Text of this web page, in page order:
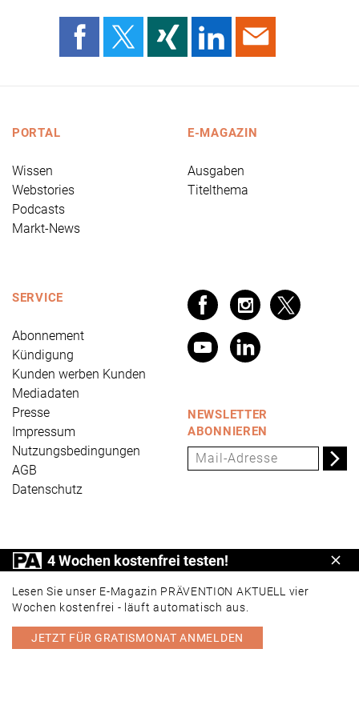
PORTAL
Wissen
Webstories
Podcasts
Markt-News
E-MAGAZIN
Ausgaben
Titelthema
SERVICE
Abonnement
Kündigung
Kunden werben Kunden
Mediadaten
Presse
Impressum
Nutzungsbedingungen
AGB
Datenschutz
NEWSLETTER
ABONNIEREN
PRÄVENTION AKTUELL ist ein Produkt der Universum
Verlag GmbH, Wettinerstraße 3-5, 65189 Wiesbaden,
www.universum.de,info@universum.de
PORTAL E-MAGAZIN
4 Wochen kostenfrei testen!
Lesen Sie unser E-Magazin PRÄVENTION AKTUELL vier
Wochen kostenfrei - läuft automatisch aus.
JETZT FÜR GRATISMONAT ANMELDEN